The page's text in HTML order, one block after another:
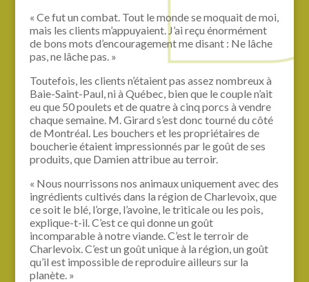
« Ce fut un combat. Tout le monde se moquait de moi,
mais les clients m’appuyaient. J’ai reçu énormément
de bons mots d’encouragement me disant : Ne lâche
pas, ne lâche pas. »
Toutefois, les clients n’étaient pas assez nombreux à
Baie-Saint-Paul, ni à Québec, bien que le couple n’ait
eu que 50 poulets et de quatre à cinq porcs à vendre
chaque semaine. M. Girard s’est donc tourné du côté
de Montréal. Les bouchers et les propriétaires de
boucherie étaient impressionnés par le goût de ses
produits, que Damien attribue au terroir.
« Nous nourrissons nos animaux uniquement avec des
ingrédients cultivés dans la région de Charlevoix, que
ce soit le blé, l’orge, l’avoine, le triticale ou les pois,
explique-t-il. C’est ce qui donne un goût
incomparable à notre viande. C’est le terroir de
Charlevoix. C’est un goût unique à la région, un goût
qu’il est impossible de reproduire ailleurs sur la
planète. »